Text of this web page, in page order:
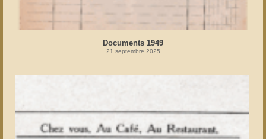
Documents 1949
21 septembre 2025